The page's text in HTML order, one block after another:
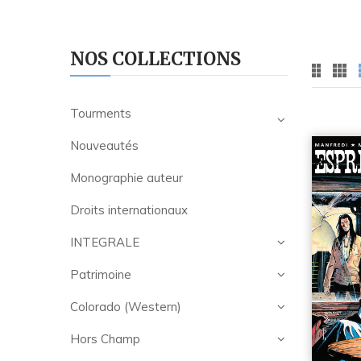
NOS COLLECTIONS
Tourments
Nouveautés
Monographie auteur
Droits internationaux
INTEGRALE
Patrimoine
Colorado (Western)
Hors Champ